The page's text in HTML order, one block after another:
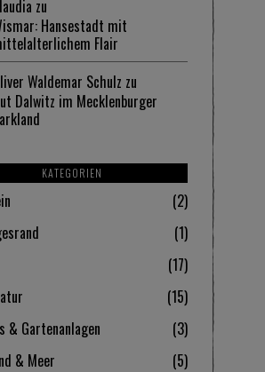
zu
Hansestadt mit
Flair
Waldemar Schulz zu
Dalwitz im Mecklenburger
KATEGORIEN
2
1
17
15
& Gartenanlagen
3
& Meer
5